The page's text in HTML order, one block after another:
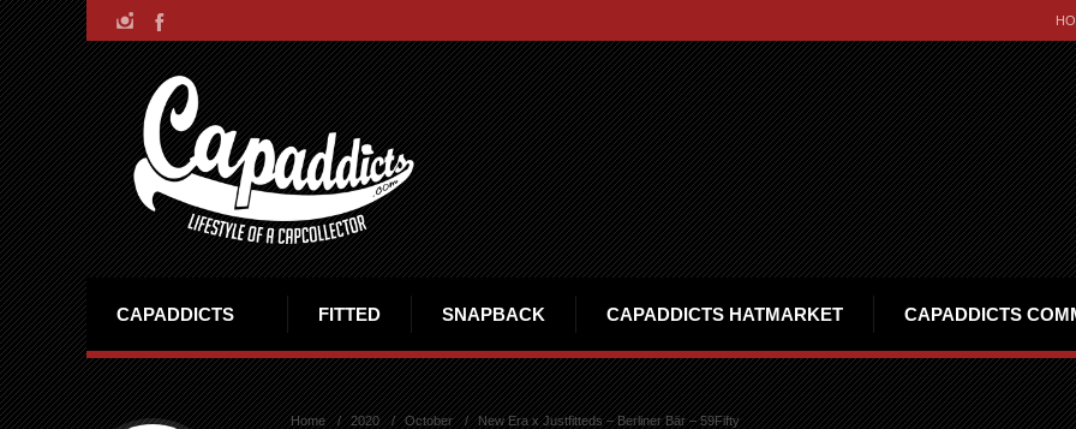
CAPADDICTS FITTED SNAPBACK CAPADDICTS HATMARKET CAPADDICTS
Home 2020 October New Era x Justfitteds – Berliner Bär – 59Fifty